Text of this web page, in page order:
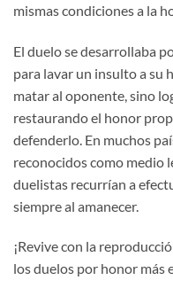
mismas condiciones a la
El duelo se desarrollaba
para lavar un insulto a su
matar al oponente, sino
restaurando el honor
defenderlo. En muchos
reconocidos como medio
duelistas recurrían a
siempre al amanecer.
¡Revive con la
los duelos por honor más